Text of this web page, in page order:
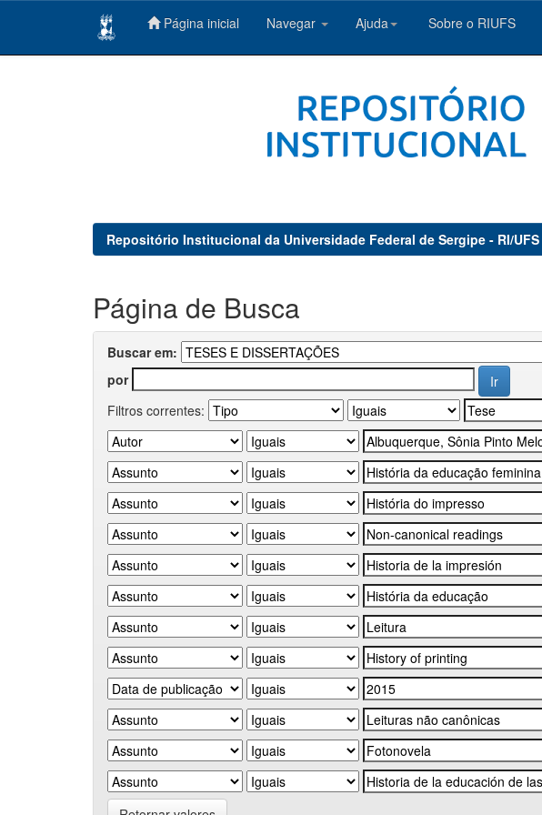
Página inicial Navegar Ajuda Sobre o RIUFS
Repositório Institucional da Universidade Federal de Sergipe - RI/UFS
Página de Busca
Buscar em:
por
Filtros correntes: